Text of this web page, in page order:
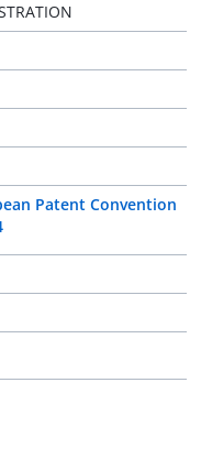
Patent Convention